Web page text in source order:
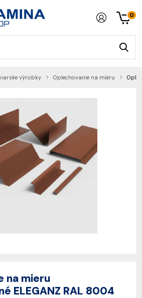
0
výrobky Oplechovanie na mieru
na mieru
ELEGANZ RAL 8004